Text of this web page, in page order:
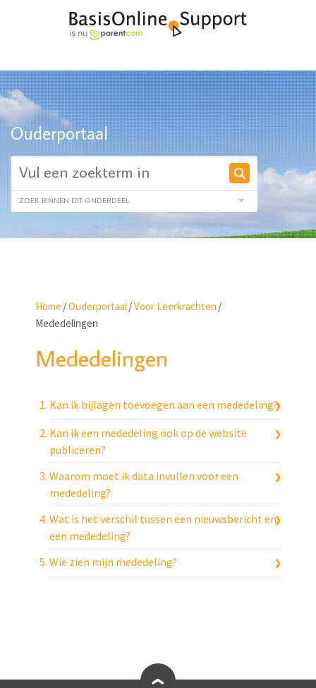
Ouderportaal
Home /Ouderportaal/Voor Leerkrachten /
Mededelingen
Mededelingen
Kan ik bijlagen toevoegen aan een mededeling?
Kan ik een mededeling ook op de website
publiceren?
Waarom moet ik data invullen voor een
mededeling?
Wat is het verschil tussen een nieuwsbericht en
een mededeling?
Wie zien mijn mededeling?